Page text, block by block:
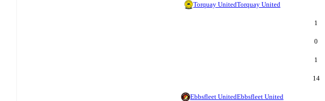
Torquay UnitedTorquay United
1
0
1
14
Ebbsfleet UnitedEbbsfleet United